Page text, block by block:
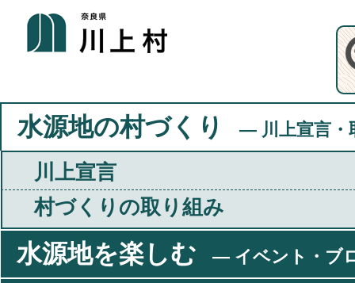
水源地の村づくり ― 川上宣言
川上宣言
村づくりの取り組み
水源地を楽しむ ― イベント・ブ